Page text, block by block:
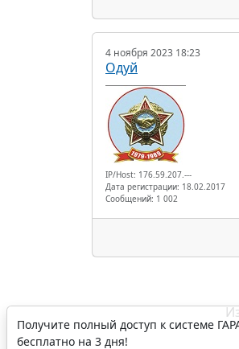
4 ноября 2023 18:23
Одуй
IP/Host: 176.59.207.---
Дата регистрации: 18.02.2017
Сообщений: 1 002
Получите полный доступ к системе
бесплатно на 3 дня!